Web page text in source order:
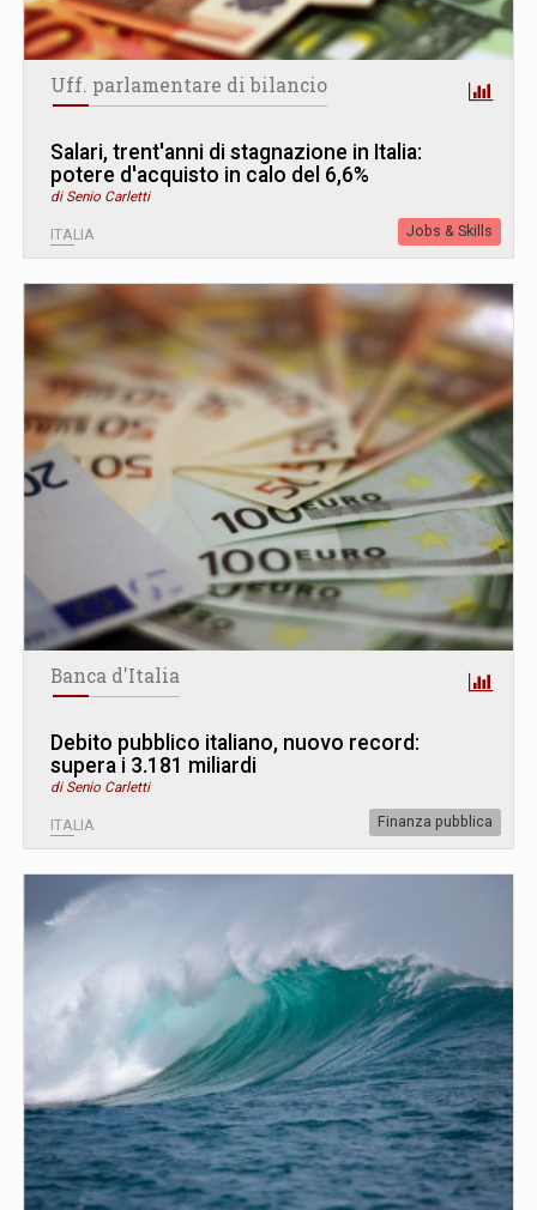
Uff. parlamentare di bilancio
Salari, trent'anni di stagnazione in Italia:
potere d'acquisto in calo del 6,6%
di Senio Carletti
ITALIA Jobs & Skills
Banca d'Italia
Debito pubblico italiano, nuovo record:
supera i 3.181 miliardi
di Senio Carletti
ITALIA Finanza pubblica